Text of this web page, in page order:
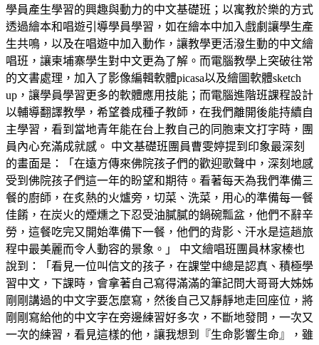
學員產生學習的興趣與動力的中文基礎班；以寓教於樂的方式
透過繪本和唱遊引導學員學習，如在繪本中加入戲劇讓學生產
生共鳴，以及在唱遊中加入動作，讓教學更活潑生動的中文繪
唱班，讓柬埔寨學生對中文更為了解。而電腦教學上突破往常
的文書處理，加入了影像編輯軟體picasa以及繪圖軟體sketch
up，讓學員學習更多的軟體應用技能；而電腦進階班課程設計
以輔導翻譯教學，希望養成種子教師，在我們離開後能持續自
主學習，看到當地青年能在台上教自己的同胞柬文打字時，團
員內心充滿成就感。 中文基礎班團員曹雯婷提到印象最深刻
的畫面是：「在遠方傳來佛院孩子們的歡迎歌聲中，深刻地感
受到佛院孩子們這一年的盼望和期待。看著每天為我們準備三
餐的廚師，在炙熱的火爐旁，切菜、洗菜，用心的準備每一餐
佳餚，在炭火的煙燻之下忍受油膩膩的鍋碗瓢盆，他們不辭辛
勞，這餐吃完又開始準備下一餐，他們的背影、汗水是這趟旅
程中最美麗而令人動容的景象。」 中文繪唱班團員林家榛也
說到：「看見一位叫信文的孩子，在課堂中總是認真、積極學
習中文，下課時，會拿著自己寫得滿滿的筆記問大哥哥大姊姊
剛剛講過的中文字要怎麼寫，然後自己又靜靜地走回座位，將
剛剛寫給他的中文字在旁邊練習好多次，不斷地發問，一次又
一次的練習，看見這樣的他，讓我想到『生命影響生命』，雖